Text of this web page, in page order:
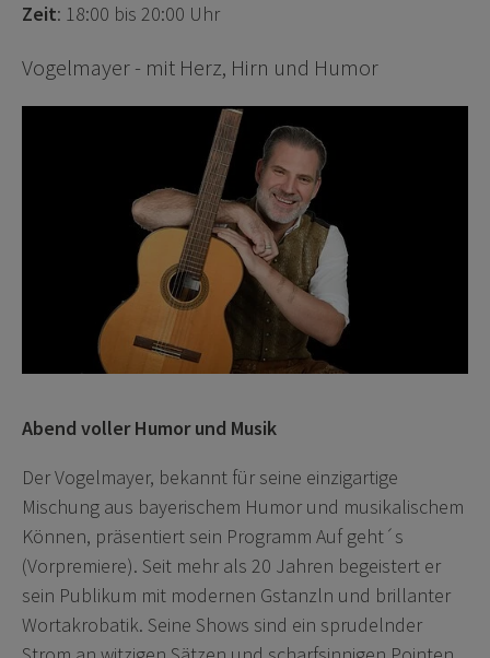
Zeit: 18:00 bis 20:00 Uhr
Vogelmayer - mit Herz, Hirn und Humor
Abend voller Humor und Musik
Der Vogelmayer, bekannt für seine einzigartige
Mischung aus bayerischem Humor und musikalischem
Können, präsentiert sein Programm Auf geht´s
(Vorpremiere). Seit mehr als 20 Jahren begeistert er
sein Publikum mit modernen Gstanzln und brillanter
Wortakrobatik. Seine Shows sind ein sprudelnder